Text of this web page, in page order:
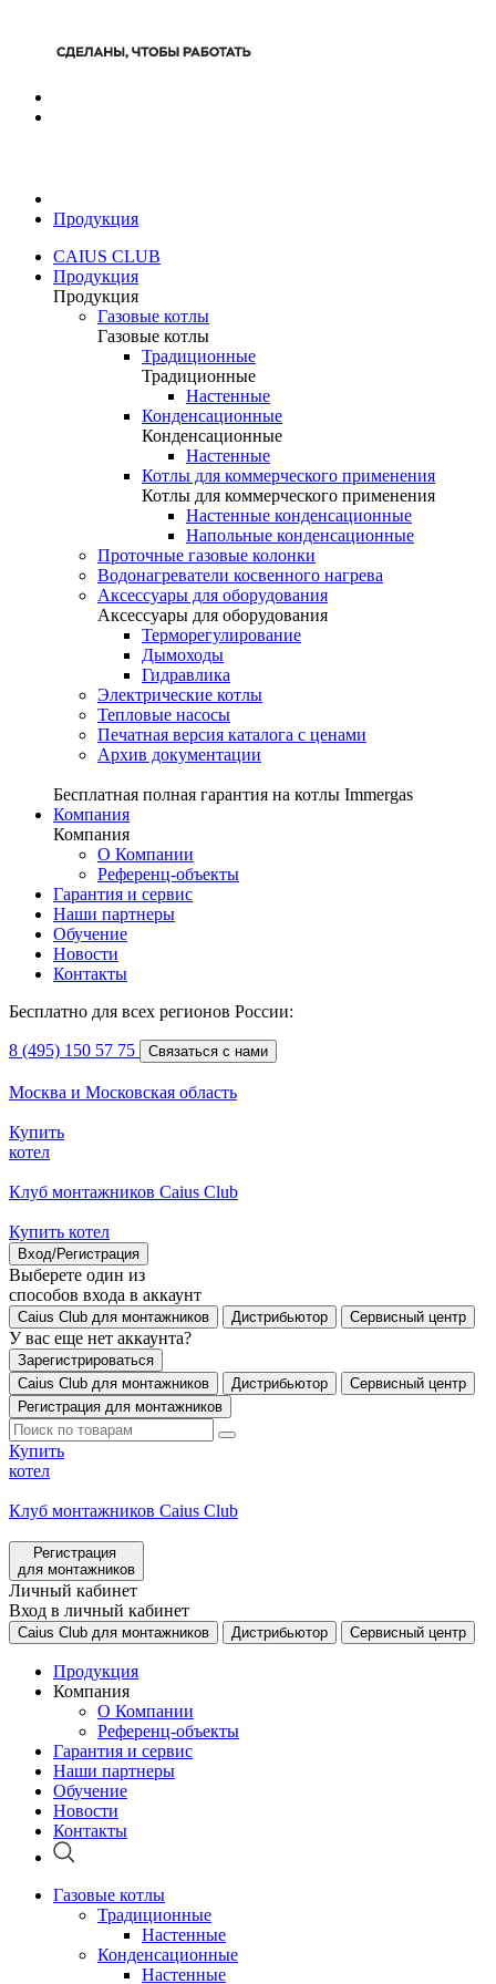
Продукция
CAIUS CLUB
Продукция
Продукция
Газовые котлы
Газовые котлы
Традиционные
Традиционные
Настенные
Конденсационные
Конденсационные
Настенные
Котлы для коммерческого применения
Котлы для коммерческого применения
Настенные конденсационные
Напольные конденсационные
Проточные газовые колонки
Водонагреватели косвенного нагрева
Аксессуары для оборудования
Аксессуары для оборудования
Терморегулирование
Дымоходы
Гидравлика
Электрические котлы
Тепловые насосы
Печатная версия каталога с ценами
Архив документации
Бесплатная полная гарантия на котлы Immergas
Компания
Компания
О Компании
Референц-объекты
Гарантия и сервис
Наши партнеры
Обучение
Новости
Контакты
Бесплатно для всех регионов России:
8 (495) 150 57 75 Связаться с нами
Москва и Московская область
Купить
котел
Клуб монтажников Caius Club
Купить котел
Вход/Регистрация
Выберете один из
способов входа в аккаунт
Caius Club для монтажников Дистрибьютор Сервисный центр
У вас еще нет аккаунта?
Зарегистрироваться
Caius Club для монтажников
Дистрибьютор
Сервисный центр
Регистрация для монтажников
Купить
котел
Клуб монтажников Caius Club
Регистрация
для монтажников
Личный кабинет
Вход в личный кабинет
Caius Club для монтажников Дистрибьютор Сервисный центр
Продукция
Компания
О Компании
Референц-объекты
Гарантия и сервис
Наши партнеры
Обучение
Новости
Контакты
Газовые котлы
Традиционные
Настенные
Конденсационные
Настенные